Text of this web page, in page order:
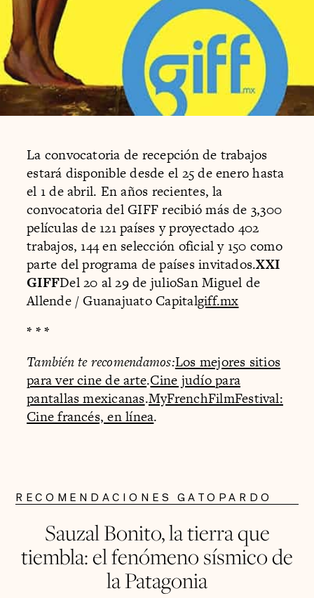
La convocatoria de recepción de trabajos
estará disponible desde el 25 de enero hasta
el 1 de abril. En años recientes, la
convocatoria del GIFF recibió más de 3,300
películas de 121 países y proyectado 402
trabajos, 144 en selección oficial y 150 como
parte del programa de países invitados.XXI
GIFFDel 20 al 29 de julioSan Miguel de
Allende / Guanajuato Capitalgiff.mx
* * *
También te recomendamos:Los mejores sitios
para ver cine de arte.Cine judío para
pantallas mexicanas.MyFrenchFilmFestival:
Cine francés, en línea.
RECOMENDACIONES GATOPARDO
Sauzal Bonito, la tierra que
tiembla: el fenómeno sísmico de
la Patagonia